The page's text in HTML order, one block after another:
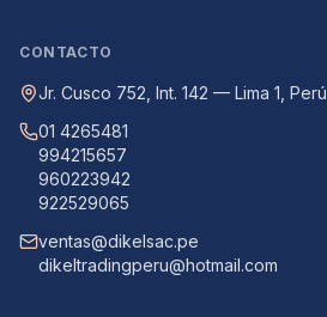
CONTACTO
Jr. Cusco 752, Int. 142 — Lima 1, Perú
01 4265481
994215657
960223942
922529065
ventas@dikelsac.pe
dikeltradingperu@hotmail.com